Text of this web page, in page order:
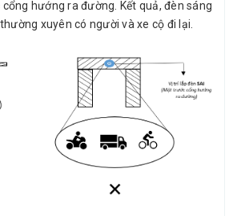
hướng ra đường. Kết quả, đèn sáng
xuyên có người và xe cộ đi lại.